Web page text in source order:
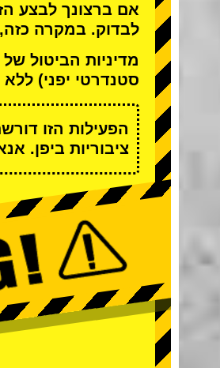
אם ברצונך לבצע
לבדוק. במקרה
מדיניות הביטול של STREET KART מאפשרת לבטל רק
סטנדרטי יפני) ללא
הפעילות הזו
ציבוריות ביפן.